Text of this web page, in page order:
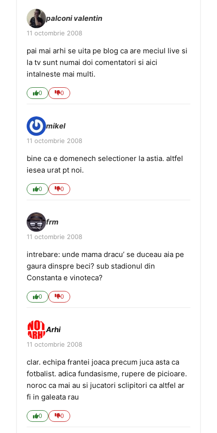
palconi valentin
11 octombrie 2008
pai mai arhi se uita pe blog ca are meciul live si
la tv sunt numai doi comentatori si aici
intalneste mai multi.
0 0
mikel
11 octombrie 2008
bine ca e domenech selectioner la astia. altfel
iesea urat pt noi.
0 0
frm
11 octombrie 2008
intrebare: unde mama dracu’ se duceau aia pe
gaura dinspre beci? sub stadionul din
Constanta e vinoteca?
0 0
Arhi
11 octombrie 2008
clar. echipa frantei joaca precum juca asta ca
fotbalist. adica fundasisme, rupere de picioare.
noroc ca mai au si jucatori sclipitori ca altfel ar
fi in galeata rau
0 0